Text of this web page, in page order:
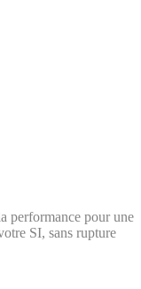
performance pour une
SI, sans rupture